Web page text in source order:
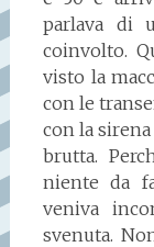
parlava di
coinvolto.
visto la
con le
con la sirena
brutta.
niente da
veniva
svenuta.